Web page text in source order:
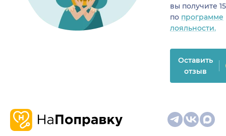
вы получите
по программе
лояльности.
Оставить
отзыв